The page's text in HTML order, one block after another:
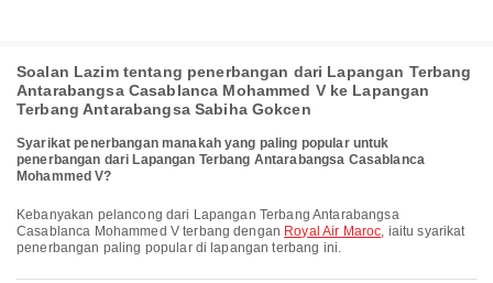
Soalan Lazim tentang penerbangan dari Lapangan Terbang
Antarabangsa Casablanca Mohammed V ke Lapangan
Terbang Antarabangsa Sabiha Gokcen
Syarikat penerbangan manakah yang paling popular untuk
penerbangan dari Lapangan Terbang Antarabangsa Casablanca
Mohammed V?
Kebanyakan pelancong dari Lapangan Terbang Antarabangsa
Casablanca Mohammed V terbang dengan Royal Air Maroc, iaitu syarikat
penerbangan paling popular di lapangan terbang ini.